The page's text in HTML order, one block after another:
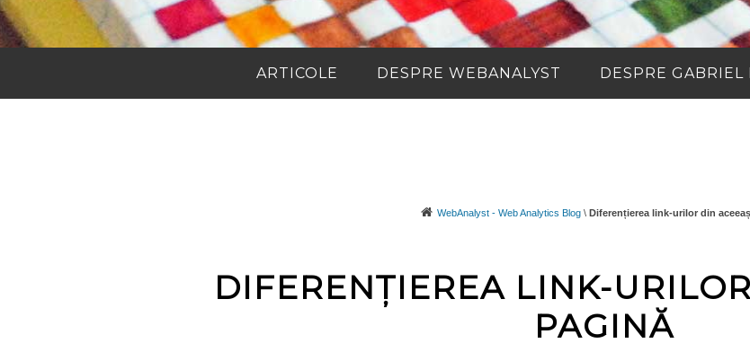
ARTICOLE DESPRE WEBANALYST DESPRE GABRIEL
WebAnalyst - Web Analytics Blog\ Diferențierea link-urilor din
DIFERENȚIEREA LINK-
PAGINĂ